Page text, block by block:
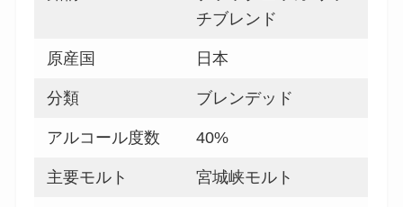
チブレンド
原産国 日本
分類 ブレンデッド
アルコール度数 40%
主要モルト 宮城峡モルト